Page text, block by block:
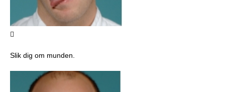

Slik dig om munden.